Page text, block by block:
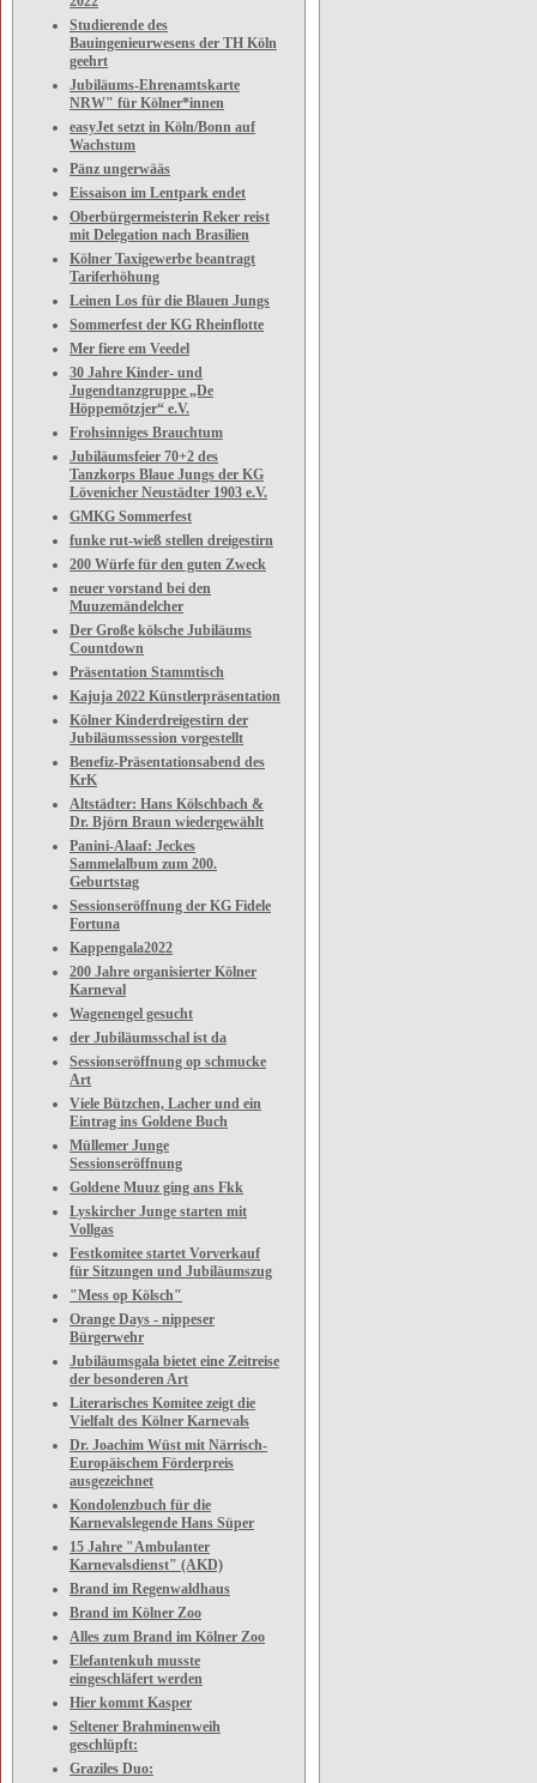
Studierende des
Bauingenieurwesens der TH Köln
geehrt
Jubiläums-Ehrenamtskarte
NRW" für Kölner*innen
easyJet setzt in Köln/Bonn auf
Wachstum
Pänz ungerwääs
Eissaison im Lentpark endet
Oberbürgermeisterin Reker reist
mit Delegation nach Brasilien
Kölner Taxigewerbe beantragt
Tariferhöhung
Leinen Los für die Blauen Jungs
Sommerfest der KG Rheinflotte
Mer fiere em Veedel
30 Jahre Kinder- und
Jugendtanzgruppe „De
Höppemötzjer“ e.V.
Frohsinniges Brauchtum
Jubiläumsfeier 70+2 des
Tanzkorps Blaue Jungs der KG
Lövenicher Neustädter 1903 e.V.
GMKG Sommerfest
funke rut-wieß stellen dreigestirn
200 Würfe für den guten Zweck
neuer vorstand bei den
Muuzemändelcher
Der Große kölsche Jubiläums
Countdown
Präsentation Stammtisch
Kajuja 2022 Künstlerpräsentation
Kölner Kinderdreigestirn der
Jubiläumssession vorgestellt
Benefiz-Präsentationsabend des
KrK
Altstädter: Hans Kölschbach &
Dr. Björn Braun wiedergewählt
Panini-Alaaf: Jeckes
Sammelalbum zum 200.
Geburtstag
Sessionseröffnung der KG Fidele
Fortuna
Kappengala2022
200 Jahre organisierter Kölner
Karneval
Wagenengel gesucht
der Jubiläumsschal ist da
Sessionseröffnung op schmucke
Art
Viele Bützchen, Lacher und ein
Eintrag ins Goldene Buch
Müllemer Junge
Sessionseröffnung
Goldene Muuz ging ans Fkk
Lyskircher Junge starten mit
Vollgas
Festkomitee startet Vorverkauf
für Sitzungen und Jubiläumszug
"Mess op Kölsch"
Orange Days - nippeser
Bürgerwehr
Jubiläumsgala bietet eine Zeitreise
der besonderen Art
Literarisches Komitee zeigt die
Vielfalt des Kölner Karnevals
Dr. Joachim Wüst mit Närrisch-
Europäischem Förderpreis
ausgezeichnet
Kondolenzbuch für die
Karnevalslegende Hans Süper
15 Jahre "Ambulanter
Karnevalsdienst" (AKD)
Brand im Regenwaldhaus
Brand im Kölner Zoo
Alles zum Brand im Kölner Zoo
Elefantenkuh musste
eingeschläfert werden
Hier kommt Kasper
Seltener Brahminenweih
geschlüpft:
Graziles Duo: